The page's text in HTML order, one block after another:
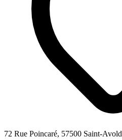
72 Rue Poincaré, 57500 Saint-Avold